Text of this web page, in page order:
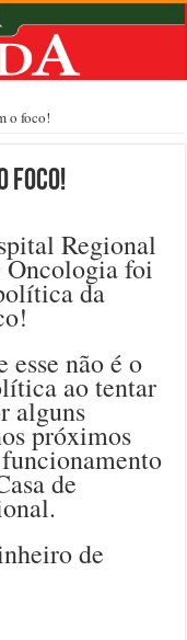
o foco!
foco!
Regional
Oncologia foi
da
esse não é o
ao tentar
alguns
próximos
de
de